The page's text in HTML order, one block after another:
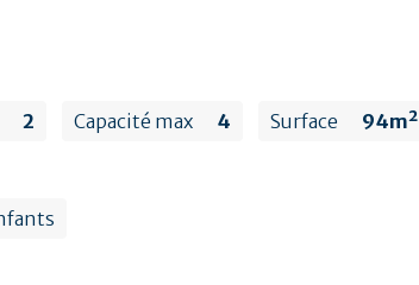
2 Capacité max 4 Surface 94m²